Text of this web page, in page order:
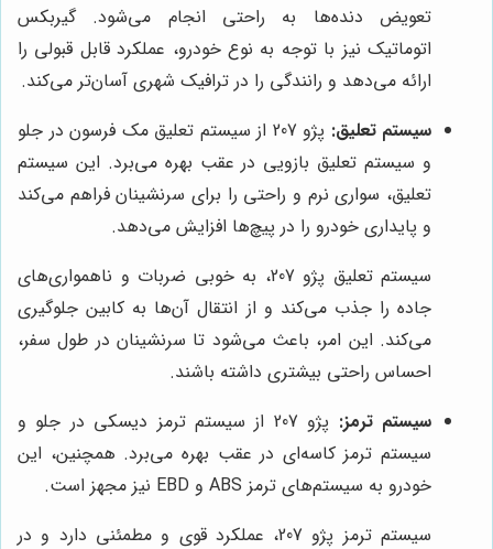
تعویض دنده‌ها به راحتی انجام می‌شود. گیربکس
اتوماتیک نیز با توجه به نوع خودرو، عملکرد قابل قبولی را
ارائه می‌دهد و رانندگی را در ترافیک شهری آسان‌تر می‌کند.
سیستم تعلیق:
پژو 207 از سیستم تعلیق مک فرسون در جلو
و سیستم تعلیق بازویی در عقب بهره می‌برد. این سیستم
تعلیق، سواری نرم و راحتی را برای سرنشینان فراهم می‌کند
و پایداری خودرو را در پیچ‌ها افزایش می‌دهد.
سیستم تعلیق پژو 207، به خوبی ضربات و ناهمواری‌های
جاده را جذب می‌کند و از انتقال آن‌ها به کابین جلوگیری
می‌کند. این امر، باعث می‌شود تا سرنشینان در طول سفر،
احساس راحتی بیشتری داشته باشند.
سیستم ترمز:
پژو 207 از سیستم ترمز دیسکی در جلو و
سیستم ترمز کاسه‌ای در عقب بهره می‌برد. همچنین، این
خودرو به سیستم‌های ترمز ABS و EBD نیز مجهز است.
سیستم ترمز پژو 207، عملکرد قوی و مطمئنی دارد و در